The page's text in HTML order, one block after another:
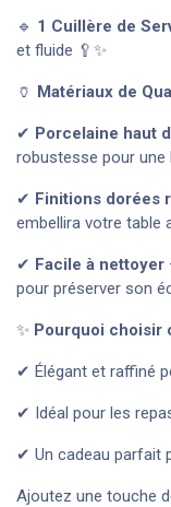
🔹 1 Cuillère de
et fluide 🥄✨
🏺 Matériaux de
✔ Porcelaine haut
robustesse pour une
✔ Finitions dorées
embellira votre table
✔ Facile à nettoyer
pour préserver son
✨ Pourquoi choisir
✔ Élégant et raffiné
✔ Idéal pour les
✔ Un cadeau parfait
Ajoutez une touche